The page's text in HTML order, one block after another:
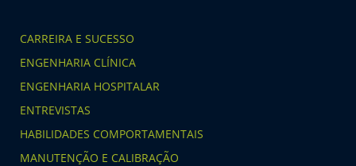
CARREIRA E SUCESSO
ENGENHARIA CLÍNICA
ENGENHARIA HOSPITALAR
ENTREVISTAS
HABILIDADES COMPORTAMENTAIS
MANUTENÇÃO E CALIBRAÇÃO